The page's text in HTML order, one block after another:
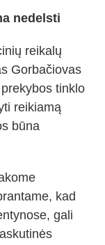
nedelsti
reikalų
Gorbačiovas
tinklo
reikiamą
būna
kad
gali